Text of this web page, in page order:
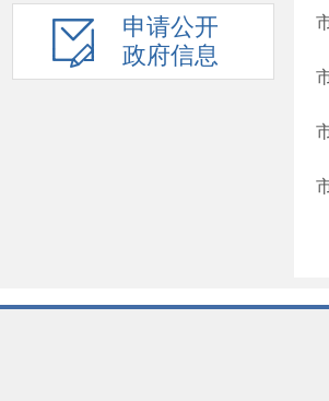
人事信息
重大项目
价格收费
申请公开
政府信息